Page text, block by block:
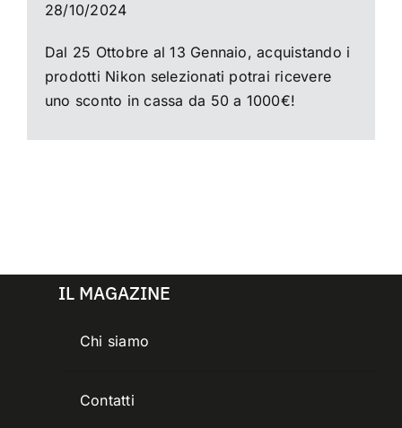
28/10/2024
Dal 25 Ottobre al 13 Gennaio, acquistando i
prodotti Nikon selezionati potrai ricevere
uno sconto in cassa da 50 a 1000€!
IL MAGAZINE
Chi siamo
Contatti